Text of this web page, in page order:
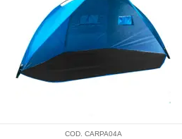
COD. CARPA04A